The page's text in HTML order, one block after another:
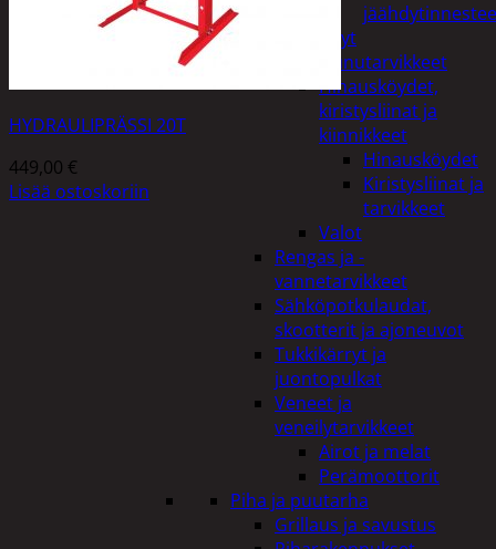
Öljyt
Perävaunutarvikkeet
Hinausköydet,
kiristysliinat ja
kiinnikkeet
Hinausköydet
Kiristysliinat ja
tarvikkeet
Valot
Rengas ja -
vannetarvikkeet
Sähköpotkulaudat,
skootterit ja ajoneuvot
Tukkikärryt ja
juontopulkat
Veneet ja
veneilytarvikkeet
Airot ja melat
Perämoottorit
Piha ja puutarha
Grillaus ja savustus
HYDRAULIPRÄSSI 20T
449,00 €
Lisää ostoskoriin